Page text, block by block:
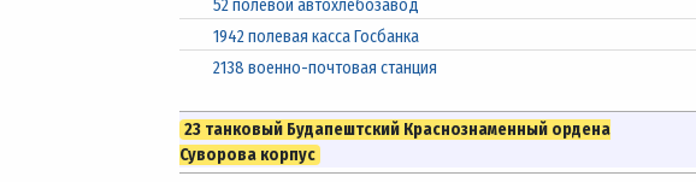
52 полевой автохлебозавод
1942 полевая касса Госбанка
2138 военно-почтовая станция
23 танковый Будапештский Краснознаменный ордена
Суворова корпус